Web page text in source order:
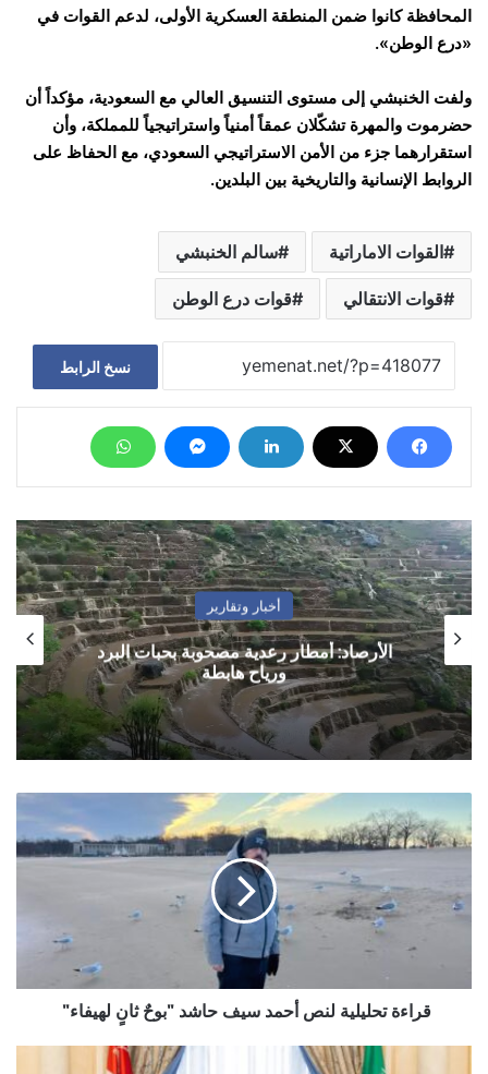
المحافظة كانوا ضمن المنطقة العسكرية الأولى، لدعم القوات في
«درع الوطن».
ولفت الخنبشي إلى مستوى التنسيق العالي مع السعودية، مؤكداً أن
حضرموت والمهرة تشكّلان عمقاً أمنياً واستراتيجياً للمملكة، وأن
استقرارهما جزء من الأمن الاستراتيجي السعودي، مع الحفاظ على
الروابط الإنسانية والتاريخية بين البلدين.
القوات الاماراتية سالم الخنبشي
قوات الانتقالي قوات درع الوطن
نسخ الرابط
أخبار وتقارير
الأرصاد: أمطار رعدية مصحوبة بحبات البرد
ورياح هابطة
تحليلية
لنص
سيف
حاشد
لهيفاء"
قراءة تحليلية لنص أحمد سيف حاشد "بوحٌ ثانٍ لهيفاء"